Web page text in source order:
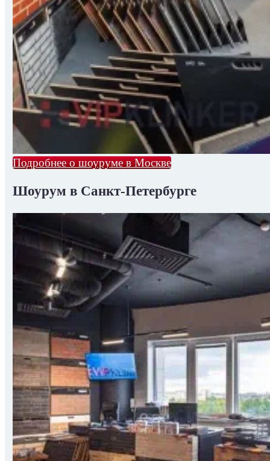
Подробнее о шоуруме в Москве
Шоурум в Санкт-Петербурге